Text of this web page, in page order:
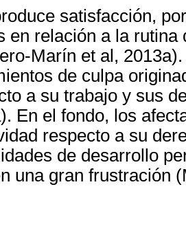
satisfacción,
en relación a la
Marín et al,
de culpa
a su trabajo y sus
En el fondo, los
respecto a su
de desarrollo
una gran frustración